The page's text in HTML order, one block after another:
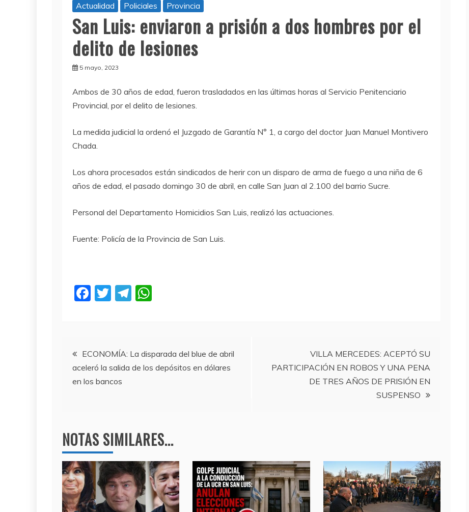
Actualidad Policiales Provincia
San Luis: enviaron a prisión a dos hombres por el
delito de lesiones
5 mayo, 2023
Ambos de 30 años de edad, fueron trasladados en las últimas horas al Servicio Penitenciario
Provincial, por el delito de lesiones.
La medida judicial la ordenó el Juzgado de Garantía N° 1, a cargo del doctor Juan Manuel Montivero
Chada.
Los ahora procesados están sindicados de herir con un disparo de arma de fuego a una niña de 6
años de edad, el pasado domingo 30 de abril, en calle San Juan al 2.100 del barrio Sucre.
Personal del Departamento Homicidios San Luis, realizó las actuaciones.
Fuente: Policía de la Provincia de San Luis.
F
b
o
o
T
T
a
m
A
p
Navegación
de
ECONOMÍA: La disparada del blue de abril
aceleró la salida de los depósitos en dólares
en los bancos
VILLA MERCEDES: ACEPTÓ SU
PARTICIPACIÓN EN ROBOS Y UNA PENA
DE TRES AÑOS DE PRISIÓN EN
SUSPENSO
NOTAS SIMILARES...